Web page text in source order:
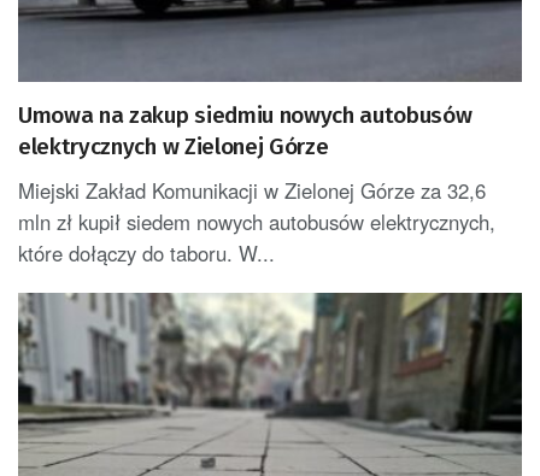
Umowa na zakup siedmiu nowych autobusów
elektrycznych w Zielonej Górze
Miejski Zakład Komunikacji w Zielonej Górze za 32,6
mln zł kupił siedem nowych autobusów elektrycznych,
które dołączy do taboru. W...